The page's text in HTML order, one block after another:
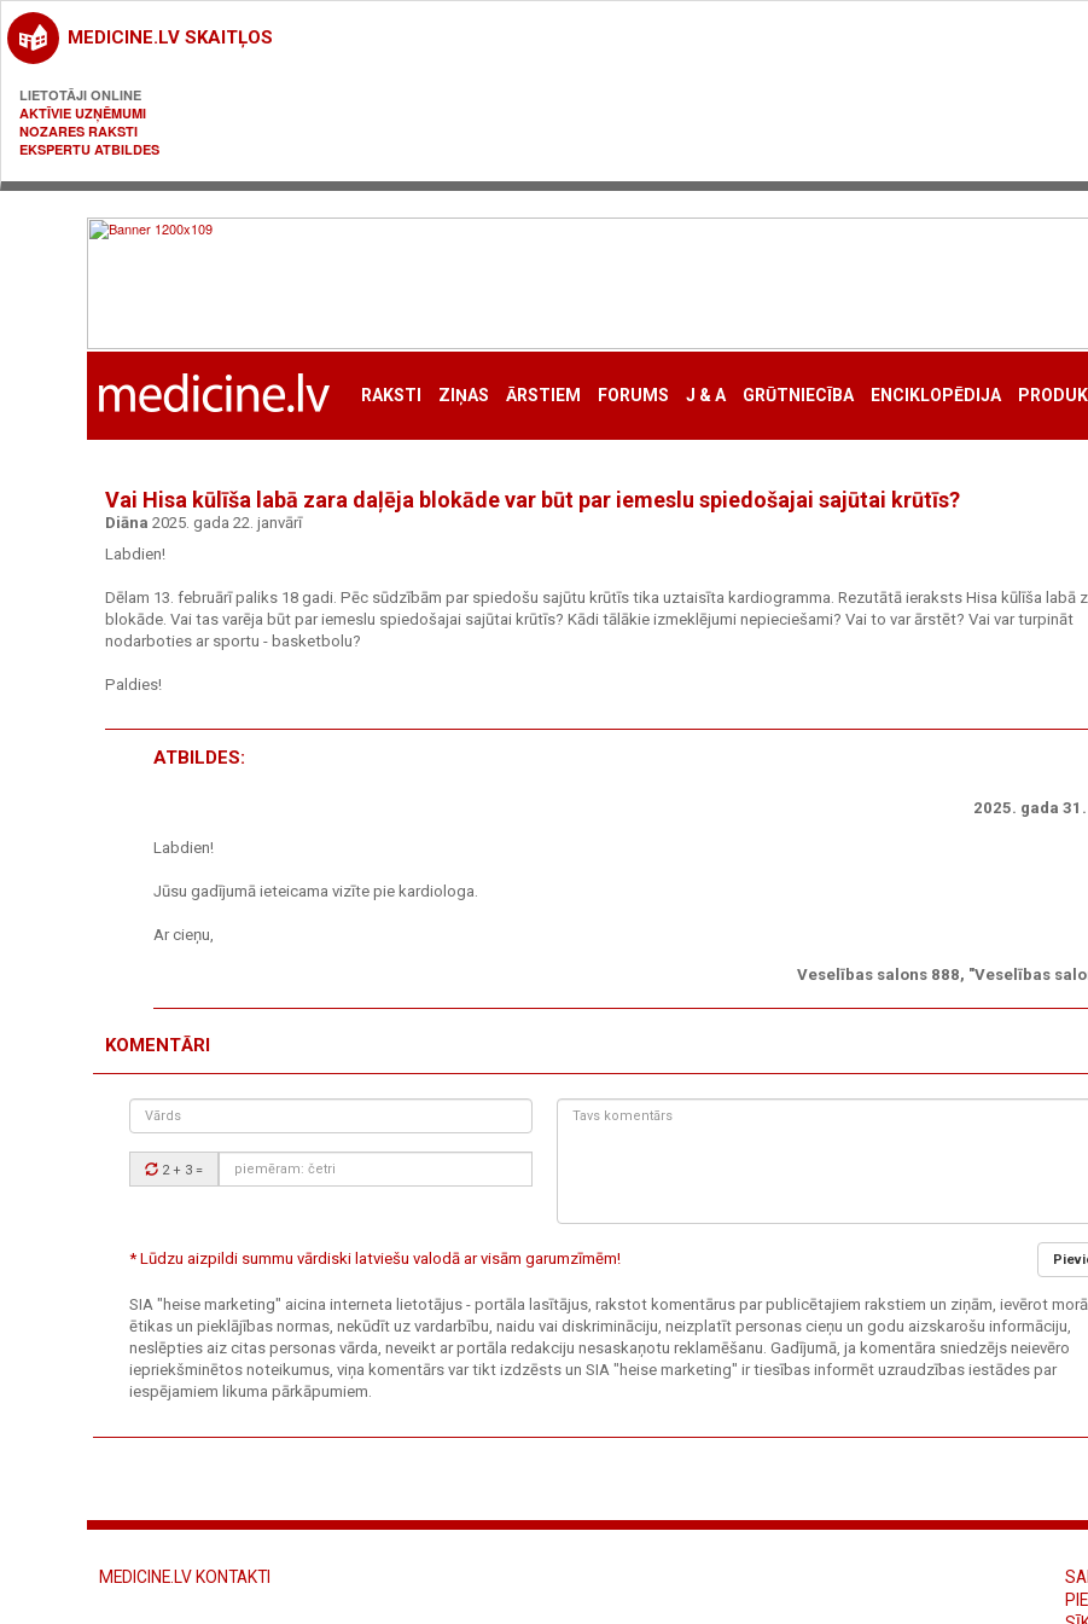
MEDICINE.LV SKAITĻOS
LIETOTĀJI ONLINE
AKTĪVIE UZŅĒMUMI
NOZARES RAKSTI
EKSPERTU ATBILDES
RAKSTI ZIŅAS ĀRSTIEM FORUMS J & A GRŪTNIECĪBA ENCIKLOPĒDIJA
Vai Hisa kūlīša labā zara daļēja blokāde var būt par iemeslu spiedošajai sajūtai krūtīs?
Diāna 2025. gada 22. janvārī
Labdien!
Dēlam 13. februārī paliks 18 gadi. Pēc sūdzībām par spiedošu sajūtu krūtīs tika uztaisīta kardiogramma. Rezutātā ieraksts Hisa kūlīša labā
blokāde. Vai tas varēja būt par iemeslu spiedošajai sajūtai krūtīs? Kādi tālākie izmeklējumi nepieciešami? Vai to var ārstēt? Vai var turpināt
nodarboties ar sportu - basketbolu?
Paldies!
ATBILDES:
2025. gada
Labdien!
Jūsu gadījumā ieteicama vizīte pie kardiologa.
Ar cieņu,
Veselības salons 888, "Veselības
KOMENTĀRI
Vārds
Drošības
kods:
2 + 3 =
Tavs
* Lūdzu aizpildi summu vārdiski latviešu valodā ar visām garumzīmēm!
SIA "heise marketing" aicina interneta lietotājus - portāla lasītājus, rakstot komentārus par publicētajiem rakstiem un ziņām, ievērot
ētikas un pieklājības normas, nekūdīt uz vardarbību, naidu vai diskrimināciju, neizplatīt personas cieņu un godu aizskarošu informāciju,
neslēpties aiz citas personas vārda, neveikt ar portāla redakciju nesaskaņotu reklamēšanu. Gadījumā, ja komentāra sniedzējs neievēro
iepriekšminētos noteikumus, viņa komentārs var tikt izdzēsts un SIA "heise marketing" ir tiesības informēt uzraudzības iestādes par
iespējamiem likuma pārkāpumiem.
MEDICINE.LV KONTAKTI